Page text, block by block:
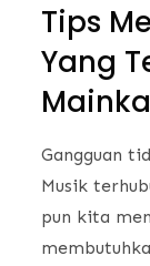
Tips
Yang
Gangguan
Musik
pun kita